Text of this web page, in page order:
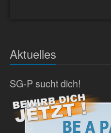
Aktuelles
SG-P sucht dich!